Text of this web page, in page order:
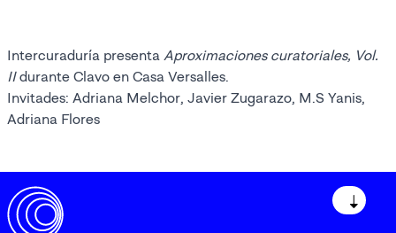
Intercuraduría presenta Aproximaciones curatoriales, Vol.
IIdurante Clavo en Casa Versalles.
Invitades: Adriana Melchor, Javier Zugarazo, M.S Yanis,
Adriana Flores
↓